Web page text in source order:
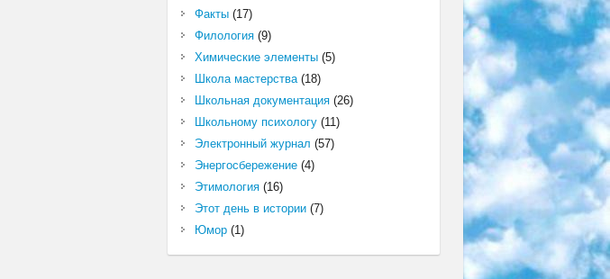
Факты(17)
Филология(9)
Химические элементы(5)
Школа мастерства(18)
Школьная документация(26)
Школьному психологу(11)
Электронный журнал (57)
Энергосбережение(4)
Этимология(16)
Этот день в истории(7)
Юмор(1)